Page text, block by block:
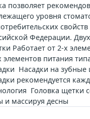
позволяет
уровня
Федерации.
Работает от 2-х
элементов питания
Насадки на
рекомендуется
Головка щетки
и массируя десны